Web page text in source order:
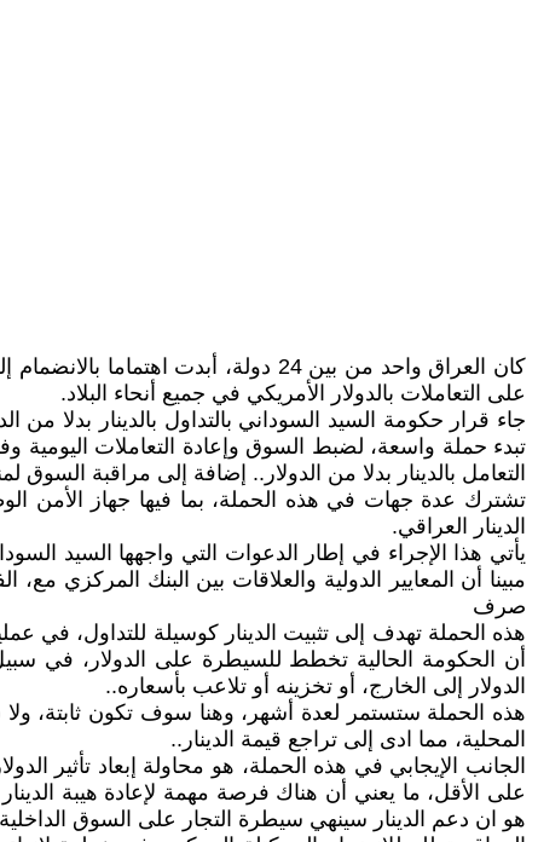
كان العراق واحد من بين 24 دولة،
على التعاملات بالدولار الأمريكي في جميع أنحاء البلاد.
جاء قرار حكومة السيد السوداني بالتداول بالدينار بدلا من
تبدء حملة واسعة، لضبط السوق وإعادة التعاملات اليومية
التعامل بالدينار بدلا من الدولار.. إضافة إلى مراقبة
تشترك عدة جهات في هذه الحملة، بما فيها جهاز الأمن
الدينار العراقي.
‏يأتي هذا الإجراء في إطار الدعوات التي واجهها السيد
مبينا أن المعايير الدولية والعلاقات بين البنك المركزي
صرف
‏هذه الحملة تهدف إلى تثبيت الدينار كوسيلة للتداول، في
أن الحكومة الحالية تخطط للسيطرة على الدولار، في سبيل
الدولار إلى الخارج، أو تخزينه أو تلاعب بأسعاره..
‏هذه الحملة ستستمر لعدة أشهر، وهنا سوف تكون ثابتة،
المحلية، مما ادى إلى تراجع قيمة الدينار..
‏الجانب الإيجابي في هذه الحملة، هو محاولة إبعاد تأثير
على الأقل، ما يعني أن هناك فرصة مهمة لإعادة هيبة
هو ان دعم الدينار سينهي سيطرة التجار على السوق